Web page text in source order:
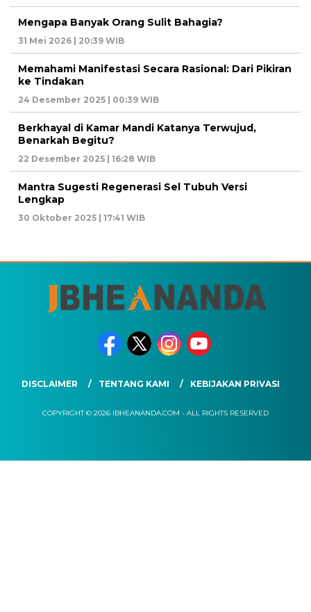
Mengapa Banyak Orang Sulit Bahagia?
31 Mei 2026 | 20:39 WIB
Memahami Manifestasi Secara Rasional: Dari Pikiran
ke Tindakan
24 Desember 2025 | 00:39 WIB
Berkhayal di Kamar Mandi Katanya Terwujud,
Benarkah Begitu?
22 Desember 2025 | 16:28 WIB
Mantra Sugesti Regenerasi Sel Tubuh Versi
Lengkap
30 Oktober 2025 | 17:41 WIB
DISCLAIMER TENTANG KAMI KEBIJAKAN PRIVASI
COPYRIGHT © 2026 IBHEANANDA.COM - ALL RIGHTS RESERVED